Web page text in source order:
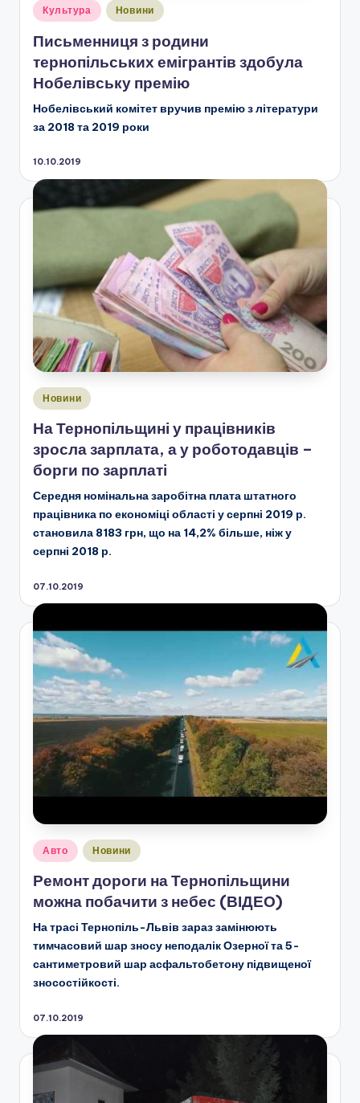
Опубліковано
Культура Новини
Письменниця з родини
тернопільських емігрантів здобула
Нобелівську премію
Нобелівський комітет вручив премію з літератури
за 2018 та 2019 роки
10.10.2019
Опубліковано
Новини
На Тернопільщині у працівників
зросла зарплата, а у роботодавців –
борги по зарплаті
Середня номінальна заробітна плата штатного
працівника по економіці області у серпні 2019 р.
становила 8183 грн, що на 14,2% більше, ніж у
серпні 2018 р.
07.10.2019
Опубліковано
Авто Новини
Ремонт дороги на Тернопільщини
можна побачити з небес (ВІДЕО)
На трасі Тернопіль-Львів зараз замінюють
тимчасовий шар зносу неподалік Озерної та 5-
сантиметровий шар асфальтобетону підвищеної
зносостійкості.
07.10.2019